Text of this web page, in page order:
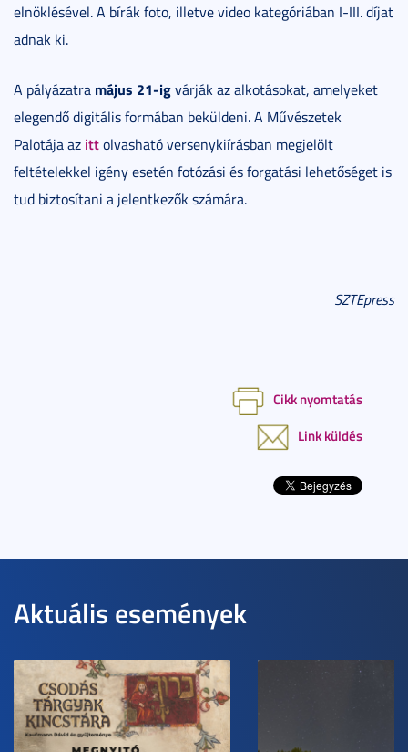
elnöklésével. A bírák foto, illetve video kategóriában I-III. díjat
adnak ki.
A pályázatra május 21-igvárják az alkotásokat, amelyeket
elegendő digitális formában beküldeni. A Művészetek
Palotája az ittolvasható versenykiírásban megjelölt
feltételekkel igény esetén fotózási és forgatási lehetőséget is
tud biztosítani a jelentkezők számára.
SZTEpress
Cikk nyomtatás
Link küldés
Aktuális események